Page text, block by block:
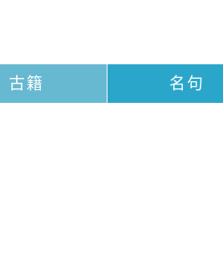
古籍 名句